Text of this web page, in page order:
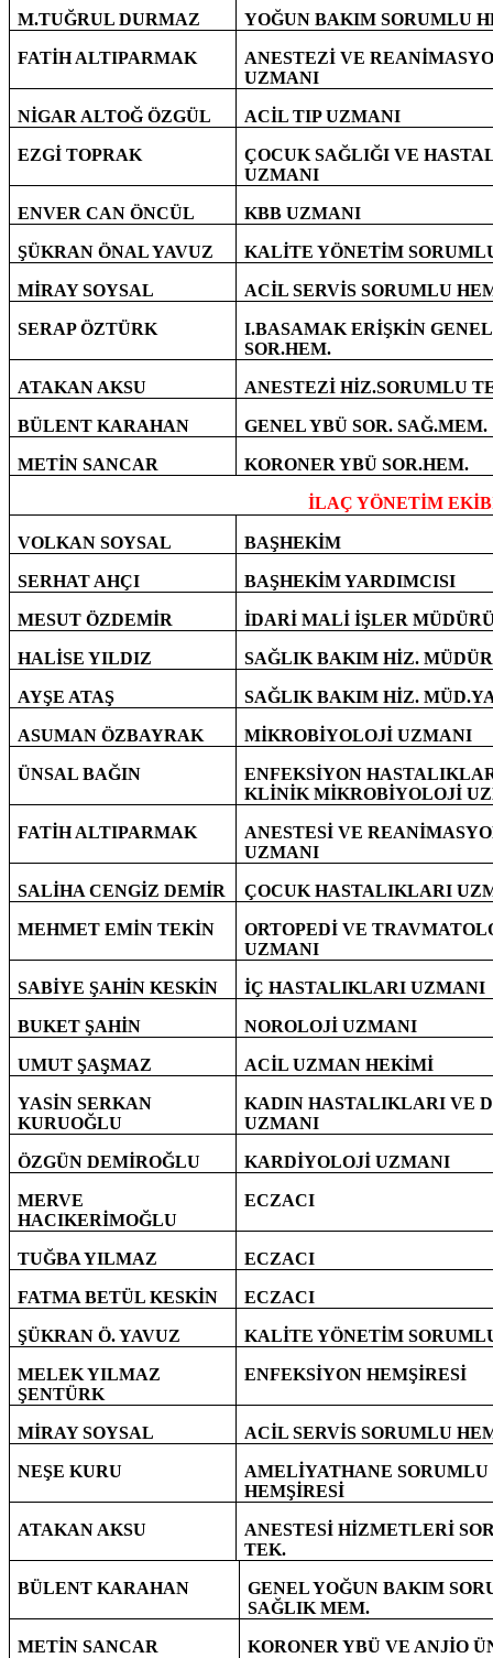
M.TUĞRUL DURMAZ YOĞUN BAKIM SORUMLU
FATİH ALTIPARMAK
ANESTEZİ VE
UZMANI
NİGAR ALTOĞ ÖZGÜL ACİL TIP UZMANI
EZGİ TOPRAK
ÇOCUK SAĞLIĞI VE
UZMANI
ENVER CAN ÖNCÜL KBB UZMANI
ŞÜKRAN ÖNAL YAVUZ KALİTE YÖNETİM
MİRAY SOYSAL ACİL SERVİS SORUMLU
SERAP ÖZTÜRK
I.BASAMAK ERİŞKİN
SOR.HEM.
ATAKAN AKSU ANESTEZİ HİZ.SORUMLU
BÜLENT KARAHAN GENEL YBÜ SOR. SAĞ.MEM.
METİN SANCAR KORONER YBÜ SOR.HEM.
İLAÇ YÖNETİM
VOLKAN SOYSAL BAŞHEKİM
SERHAT AHÇI BAŞHEKİM YARDIMCISI
MESUT ÖZDEMİR İDARİ MALİ İŞLER
HALİSE YILDIZ SAĞLIK BAKIM HİZ.
AYŞE ATAŞ SAĞLIK BAKIM HİZ.
ASUMAN ÖZBAYRAK MİKROBİYOLOJİ UZMANI
ÜNSAL BAĞIN
ENFEKSİYON
KLİNİK MİKROBİYOLOJİ
FATİH ALTIPARMAK
ANESTESİ VE
UZMANI
SALİHA CENGİZ DEMİR ÇOCUK HASTALIKLARI
MEHMET EMİN TEKİN
ORTOPEDİ VE
UZMANI
SABİYE ŞAHİN KESKİN İÇ HASTALIKLARI UZMANI
BUKET ŞAHİN NOROLOJİ UZMANI
UMUT ŞAŞMAZ ACİL UZMAN HEKİMİ
YASİN SERKAN
KURUOĞLU
KADIN HASTALIKLARI VE
UZMANI
ÖZGÜN DEMİROĞLU KARDİYOLOJİ UZMANI
MERVE
HACIKERİMOĞLU
ECZACI
TUĞBA YILMAZ ECZACI
FATMA BETÜL KESKİN ECZACI
ŞÜKRAN Ö. YAVUZ KALİTE YÖNETİM
MELEK YILMAZ
ŞENTÜRK
ENFEKSİYON HEMŞİRESİ
MİRAY SOYSAL ACİL SERVİS SORUMLU
NEŞE KURU
AMELİYATHANE SORUMLU
HEMŞİRESİ
ATAKAN AKSU
ANESTESİ HİZMETLERİ
TEK.
BÜLENT KARAHAN
GENEL YOĞUN BAKIM
SAĞLIK MEM.
METİN SANCAR
KORONER YBÜ VE ANJİO